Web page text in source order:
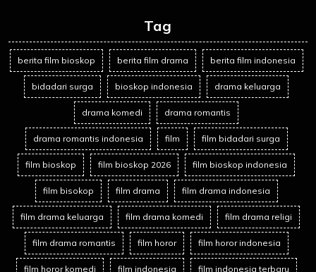
Tag
berita film bioskop berita film drama berita film indonesia
bidadari surga bioskop indonesia drama keluarga
drama komedi drama romantis
drama romantis indonesia film film bidadari surga
film bioskop film bioskop 2026 film bioskop indonesia
film bisokop film drama film drama indonesia
film drama keluarga film drama komedi film drama religi
film drama romantis film horor film horor indonesia
film horor komedi film indonesia film indonesia terbaru